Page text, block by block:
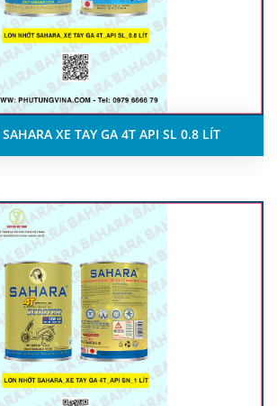
XE TAY GA 4T API SL 0.8 LÍT